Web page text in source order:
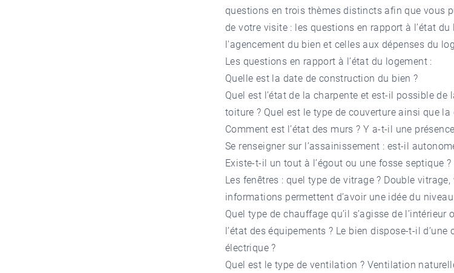
questions en trois thèmes distincts afin que vous
de votre visite : les questions en rapport à l’état
l'agencement du bien et celles aux dépenses du
Les questions en rapport à l’état du logement :
Quelle est la date de construction du bien ?
Quel est l’état de la charpente et est-il possible de
toiture ? Quel est le type de couverture ainsi que
Comment est l’état des murs ? Y a-t-il une
Se renseigner sur l’assainissement : est-il
Existe-t-il un tout à l’égout ou une fosse septique ?
Les fenêtres : quel type de vitrage ? Double
informations permettent d’avoir une idée du
Quel type de chauffage qu’il s’agisse de l’intérieur
l’état des équipements ? Le bien dispose-t-il d’une
électrique ?
Quel est le type de ventilation ? Ventilation